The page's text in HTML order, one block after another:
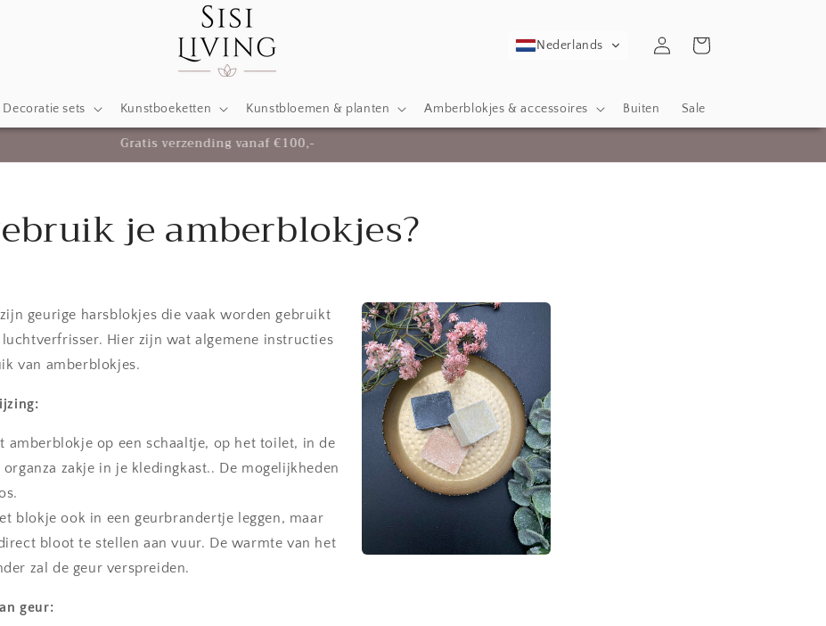
Decoratie sets Kunstboeketten Kunstbloemen & planten Amberblokjes & accessoires Buiten Sale
Nederlands InloggenWinkelwagen
Luxe Woonaccessoires & Decoratie voor Jouw Huis
je amberblokjes?
geurige harsblokjes die vaak worden gebruikt
Hier zijn wat algemene instructies
van amberblokjes.
amberblokje op een schaaltje, op het toilet, in de
zakje in je kledingkast.. De mogelijkheden
blokje ook in een geurbrandertje leggen, maar
bloot te stellen aan vuur. De warmte van het
zal de geur verspreiden.
geur: